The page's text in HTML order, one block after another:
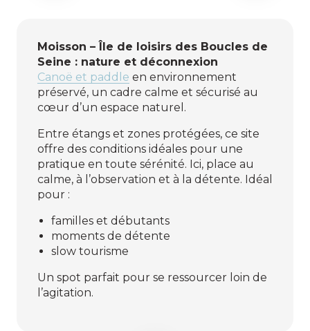
Moisson – Île de loisirs des Boucles de
Seine : nature et déconnexion
Canoë et paddle en environnement
préservé, un cadre calme et sécurisé au
cœur d’un espace naturel.
Entre étangs et zones protégées, ce site
offre des conditions idéales pour une
pratique en toute sérénité. Ici, place au
calme, à l’observation et à la détente. Idéal
pour :
familles et débutants
moments de détente
slow tourisme
Un spot parfait pour se ressourcer loin de
l’agitation.